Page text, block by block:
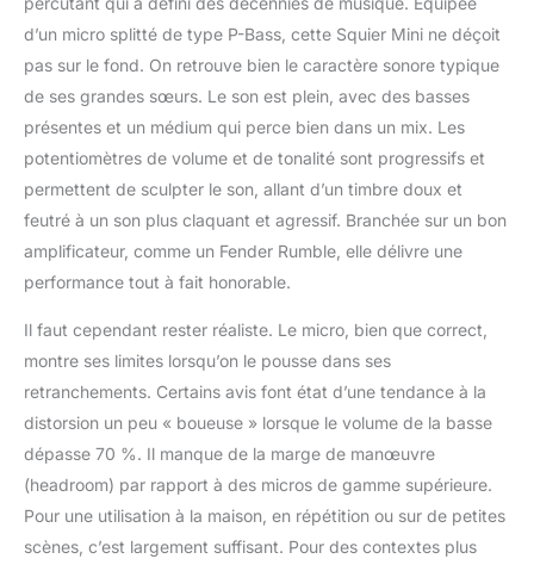
d’un micro splitté de type P-Bass, cette Squier Mini ne déçoit
pas sur le fond. On retrouve bien le caractère sonore typique
de ses grandes sœurs. Le son est plein, avec des basses
présentes et un médium qui perce bien dans un mix. Les
potentiomètres de volume et de tonalité sont progressifs et
permettent de sculpter le son, allant d’un timbre doux et
feutré à un son plus claquant et agressif. Branchée sur un bon
amplificateur, comme un Fender Rumble, elle délivre une
performance tout à fait honorable.
Il faut cependant rester réaliste. Le micro, bien que correct,
montre ses limites lorsqu’on le pousse dans ses
retranchements. Certains avis font état d’une tendance à la
distorsion un peu « boueuse » lorsque le volume de la basse
dépasse 70 %. Il manque de la marge de manœuvre
(headroom) par rapport à des micros de gamme supérieure.
Pour une utilisation à la maison, en répétition ou sur de petites
scènes, c’est largement suffisant. Pour des contextes plus